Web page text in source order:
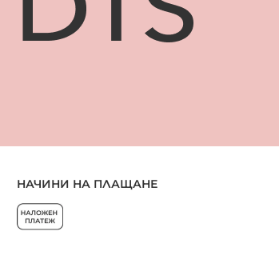
НАЧИНИ НА ПЛАЩАНЕ